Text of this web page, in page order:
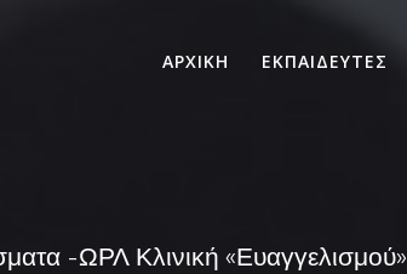
ΑΡΧΙΚΗ ΕΚΠΑΙΔΕΥΤΕΣ
-ΩΡΛ Κλινική «Ευαγγελισμού»